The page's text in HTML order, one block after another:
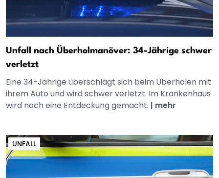
Unfall nach Überholmanöver: 34-Jährige schwer
verletzt
Eine 34-Jährige überschlägt sich beim Überholen mit
ihrem Auto und wird schwer verletzt. Im Krankenhaus
wird noch eine Entdeckung gemacht. | mehr
UNFALL